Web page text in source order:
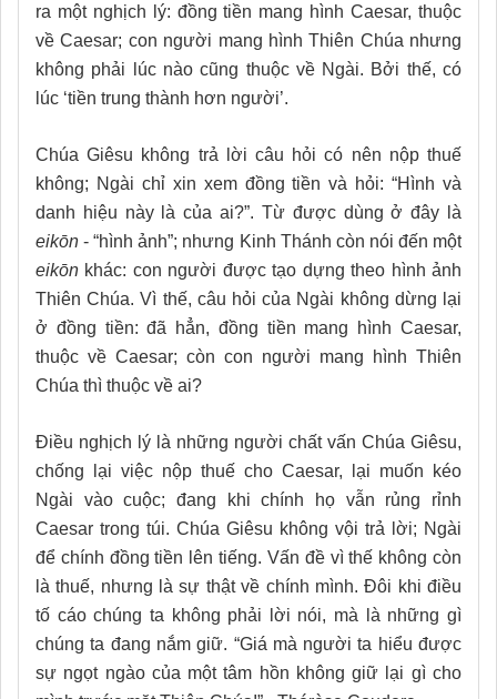
ra một nghịch lý: đồng tiền mang hình Caesar, thuộc
về Caesar; con người mang hình Thiên Chúa nhưng
không phải lúc nào cũng thuộc về Ngài. Bởi thế, có
lúc ‘tiền trung thành hơn người’.
Chúa Giêsu không trả lời câu hỏi có nên nộp thuế
không; Ngài chỉ xin xem đồng tiền và hỏi: “Hình và
danh hiệu này là của ai?”. Từ được dùng ở đây là
eikōn - “hình ảnh”; nhưng Kinh Thánh còn nói đến một
eikōn khác: con người được tạo dựng theo hình ảnh
Thiên Chúa. Vì thế, câu hỏi của Ngài không dừng lại
ở đồng tiền: đã hẳn, đồng tiền mang hình Caesar,
thuộc về Caesar; còn con người mang hình Thiên
Chúa thì thuộc về ai?
Điều nghịch lý là những người chất vấn Chúa Giêsu,
chống lại việc nộp thuế cho Caesar, lại muốn kéo
Ngài vào cuộc; đang khi chính họ vẫn rủng rỉnh
Caesar trong túi. Chúa Giêsu không vội trả lời; Ngài
để chính đồng tiền lên tiếng. Vấn đề vì thế không còn
là thuế, nhưng là sự thật về chính mình. Đôi khi điều
tố cáo chúng ta không phải lời nói, mà là những gì
chúng ta đang nắm giữ. “Giá mà người ta hiểu được
sự ngọt ngào của một tâm hồn không giữ lại gì cho